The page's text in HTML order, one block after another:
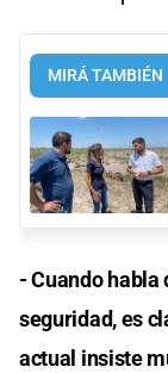
MIRÁ TAMBIÉN
- Cuando
seguridad, es
actual insiste